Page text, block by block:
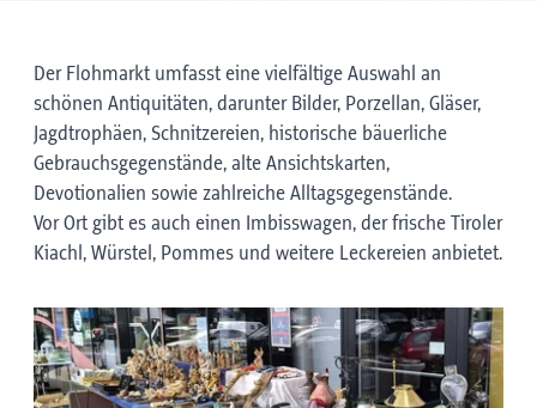
Der Flohmarkt umfasst eine vielfältige Auswahl an
schönen Antiquitäten, darunter Bilder, Porzellan, Gläser,
Jagdtrophäen, Schnitzereien, historische bäuerliche
Gebrauchsgegenstände, alte Ansichtskarten,
Devotionalien sowie zahlreiche Alltagsgegenstände.
Vor Ort gibt es auch einen Imbisswagen, der frische Tiroler
Kiachl, Würstel, Pommes und weitere Leckereien anbietet.